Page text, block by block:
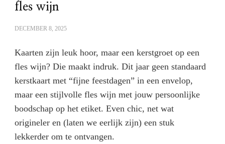
fles wijn
DECEMBER 8, 2025
Kaarten zijn leuk hoor, maar een kerstgroet op een
fles wijn? Die maakt indruk. Dit jaar geen standaard
kerstkaart met “fijne feestdagen” in een envelop,
maar een stijlvolle fles wijn met jouw persoonlijke
boodschap op het etiket. Even chic, net wat
origineler en (laten we eerlijk zijn) een stuk
lekkerder om te ontvangen.